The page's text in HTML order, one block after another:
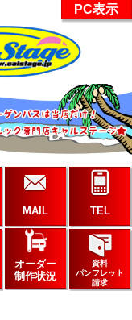
PC表示
MAIL TEL
オーダー
制作状況
資料
パンフレット
請求